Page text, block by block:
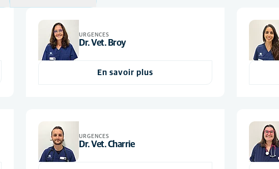
administratif
(4)
Vétérinaire
URGENCES
Dr. Vet. Broy
En savoir plus
URGENCES
Dr. Vet. Charrie